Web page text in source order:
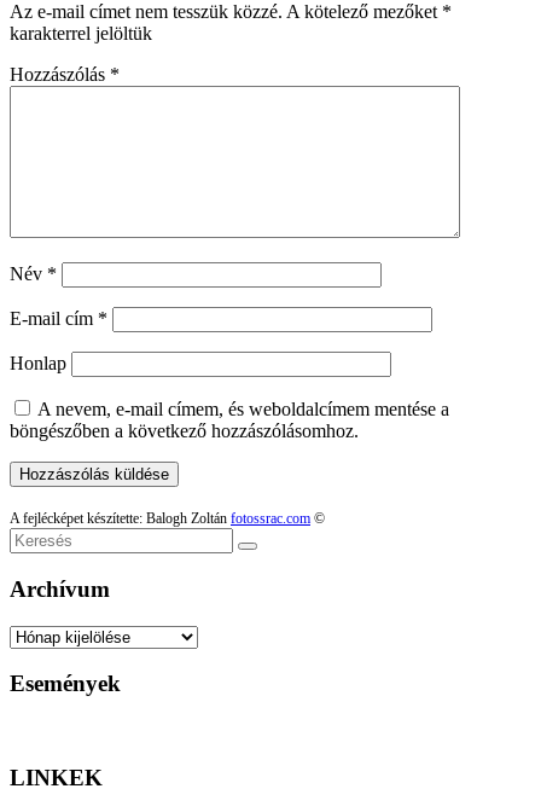
Az e-mail címet nem tesszük közzé. A kötelező mezőket *
karakterrel jelöltük
Hozzászólás *
Név *
E-mail cím *
Honlap
A nevem, e-mail címem, és weboldalcímem mentése a
böngészőben a következő hozzászólásomhoz.
A fejlécképet készítette: Balogh Zoltán fotossrac.com ©
Keresés
Archívum
Archívum
Események
LINKEK